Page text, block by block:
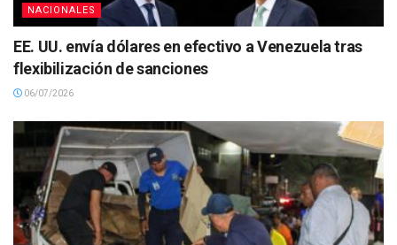
NACIONALES
EE. UU. envía dólares en efectivo a Venezuela tras
flexibilización de sanciones
06/07/2026